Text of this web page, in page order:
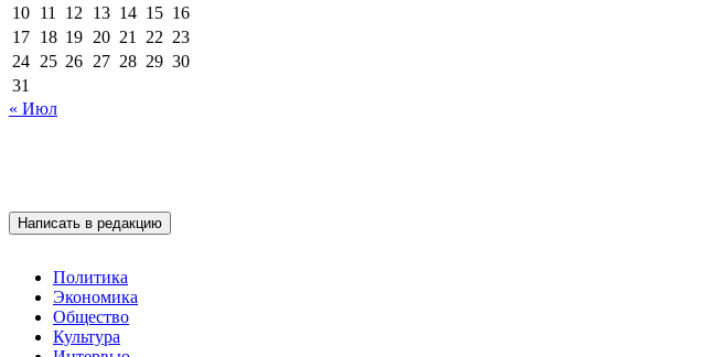
10 11 12 13 14 15 16
17 18 19 20 21 22 23
24 25 26 27 28 29 30
31
« Июл
Написать в редакцию
Политика
Экономика
Общество
Культура